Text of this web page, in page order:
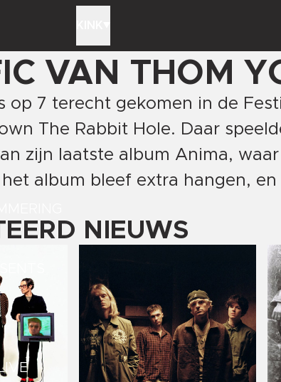
VAN THOM
op 7 terecht gekomen in de
The Rabbit Hole. Daar
zijn laatste album Anima,
album bleef extra hangen, en
NIEUWS